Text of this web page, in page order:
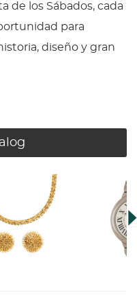
de los Sábados, cada
para
diseño y gran